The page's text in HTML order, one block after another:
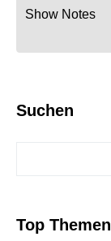
Show Notes
Suchen
Top Themen